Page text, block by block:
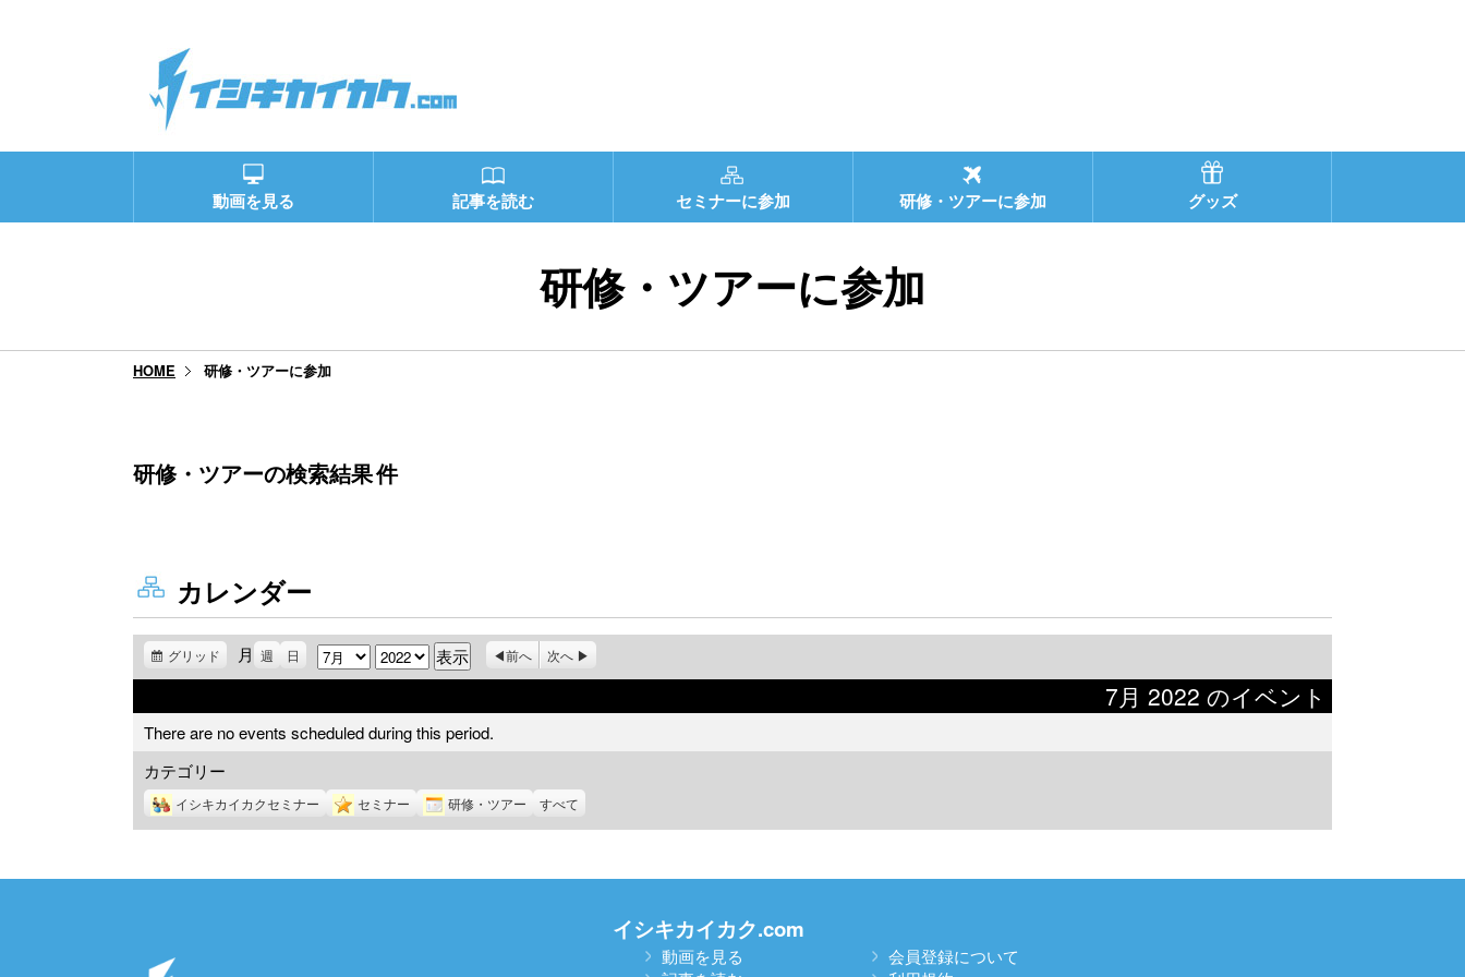
動画を見る 記事を読む セミナーに参加 研修・ツアーに参加 グッズ
研修・ツアーに参加
HOME 研修・ツアーに参加
研修・ツアーの検索結果件
カレンダー
グリッド 月 週 日 月 年 前へ 次へ
7月 2022 のイベント
There are no events scheduled during this period.
カテゴリー
イシキカイカクセミナー セミナー 研修・ツアー すべて
イシキカイカク.com
動画を見る
会員登録について